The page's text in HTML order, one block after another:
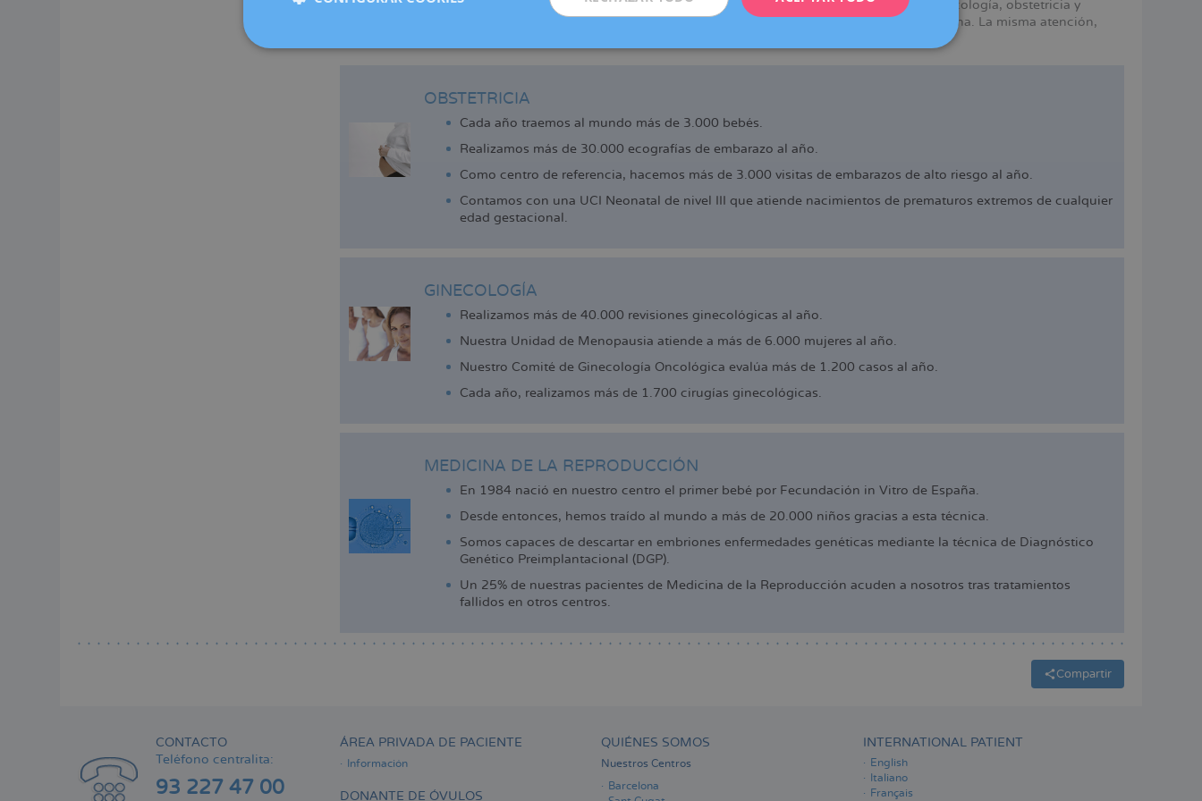
Cugat, Sabadell, Manresa, Reus y Vic (centro colaborador), que ofrecen los mismos servicios en ginecología, obstetricia y
medicina de la reproducción que actualmente ya disfrutan las pacientes de Dexeus Mujer en Barcelona. La misma atención,
OBSTETRICIA
Cada año traemos al mundo más de 3.000 bebés.
Realizamos más de 30.000 ecografías de embarazo al año.
Como centro de referencia, hacemos más de 3.000 visitas de embarazos de alto riesgo al año.
Contamos con una UCI Neonatal de nivel III que atiende nacimientos de prematuros extremos de cualquier
edad gestacional.
GINECOLOGÍA
Realizamos más de 40.000 revisiones ginecológicas al año.
Nuestra Unidad de Menopausia atiende a más de 6.000 mujeres al año.
Nuestro Comité de Ginecología Oncológica evalúa más de 1.200 casos al año.
Cada año, realizamos más de 1.700 cirugías ginecológicas.
MEDICINA DE LA REPRODUCCIÓN
En 1984 nació en nuestro centro el primer bebé por Fecundación in Vitro de España.
Desde entonces, hemos traído al mundo a más de 20.000 niños gracias a esta técnica.
Somos capaces de descartar en embriones enfermedades genéticas mediante la técnica de Diagnóstico
Genético Preimplantacional (DGP).
Un 25% de nuestras pacientes de Medicina de la Reproducción acuden a nosotros tras tratamientos
fallidos en otros centros.
Compartir
CONTACTO
Teléfono centralita:
93 227 47 00
ÁREA PRIVADA DE PACIENTE
Información
DONANTE DE ÓVULOS
QUIÉNES SOMOS
Nuestros Centros
Barcelona
INTERNATIONAL PATIENT
English
Italiano
Français